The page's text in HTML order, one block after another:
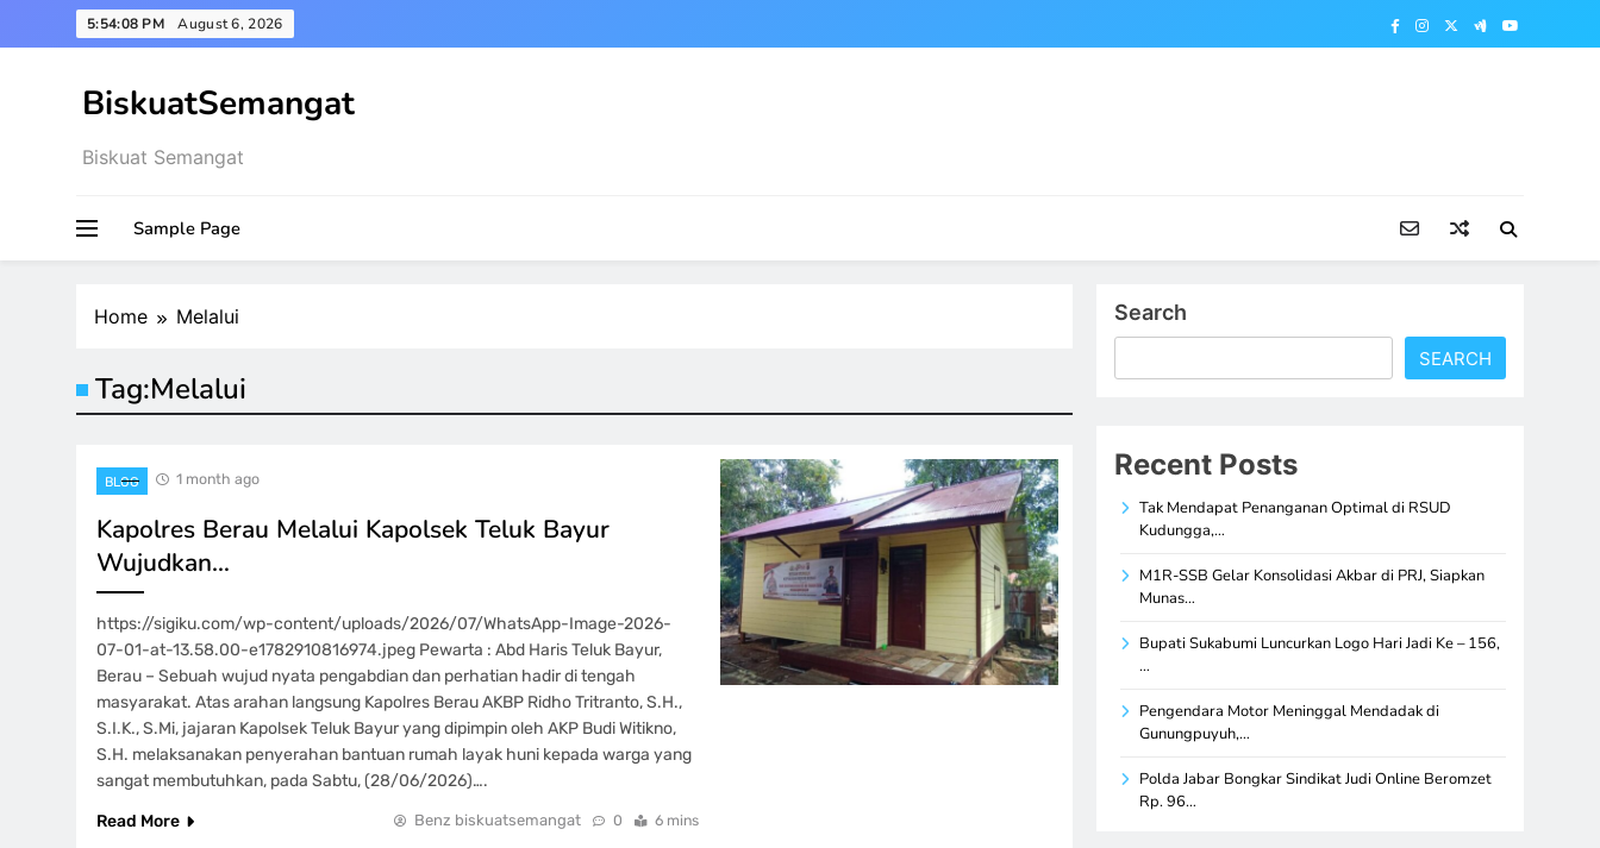
to
5:54:09 PM August 6, 2026
BiskuatSemangat
Biskuat Semangat
Sample Page
Home Melalui
Tag:Melalui
BLOG 1 month ago
Kapolres Berau Melalui Kapolsek Teluk Bayur
Wujudkan…
https://sigiku.com/wp-content/uploads/2026/07/WhatsApp-Image-2026-
07-01-at-13.58.00-e1782910816974.jpeg Pewarta : Abd Haris Teluk Bayur,
Berau – Sebuah wujud nyata pengabdian dan perhatian hadir di tengah
masyarakat. Atas arahan langsung Kapolres Berau AKBP Ridho Tritranto, S.H.,
S.I.K., S.Mi, jajaran Kapolsek Teluk Bayur yang dipimpin oleh AKP Budi Witikno,
S.H. melaksanakan penyerahan bantuan rumah layak huni kepada warga yang
sangat membutuhkan, pada Sabtu, (28/06/2026)….
Read More
Benz biskuatsemangat 0 6 mins
Search
SEARCH
Recent Posts
Tak Mendapat Penanganan Optimal di RSUD
Kudungga,…
M1R-SSB Gelar Konsolidasi Akbar di PRJ, Siapkan
Munas…
Bupati Sukabumi Luncurkan Logo Hari Jadi Ke – 156,
…
Pengendara Motor Meninggal Mendadak di
Gunungpuyuh,…
Polda Jabar Bongkar Sindikat Judi Online Beromzet
Rp. 96…